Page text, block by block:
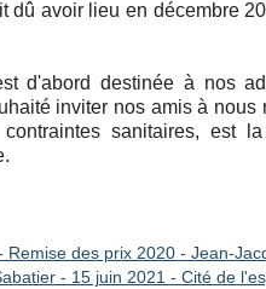
dû avoir lieu en décembre
d'abord destinée à nos
inviter nos amis à
sanitaires, est